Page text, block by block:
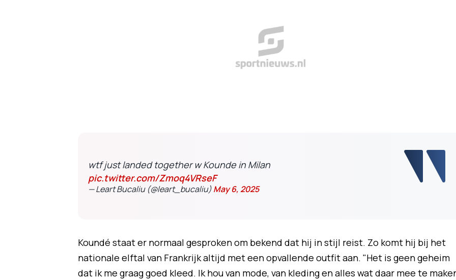
wtf just landed together w Kounde in Milan
pic.twitter.com/Zmoq4VRseF
— Leart Bucaliu (@leart_bucaliu)May 6, 2025
Koundé staat er normaal gesproken om bekend dat hij in stijl reist. Zo komt hij bij het
nationale elftal van Frankrijk altijd met een opvallende outfit aan. "Het is geen geheim
dat ik me graag goed kleed. Ik hou van mode, van kleding en alles wat daar mee te